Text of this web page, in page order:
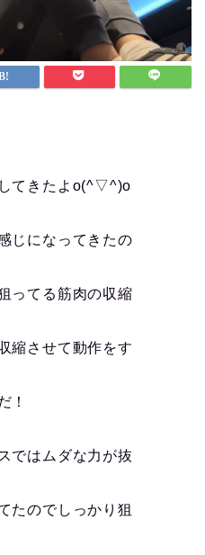
てきたよo(^▽^)o
じになってきたの
ってる筋肉の収縮
縮させて動作をす
！
ではムダな力が抜
たのでしっかり狙